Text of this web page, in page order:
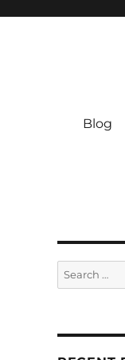
Blog
Search
for: